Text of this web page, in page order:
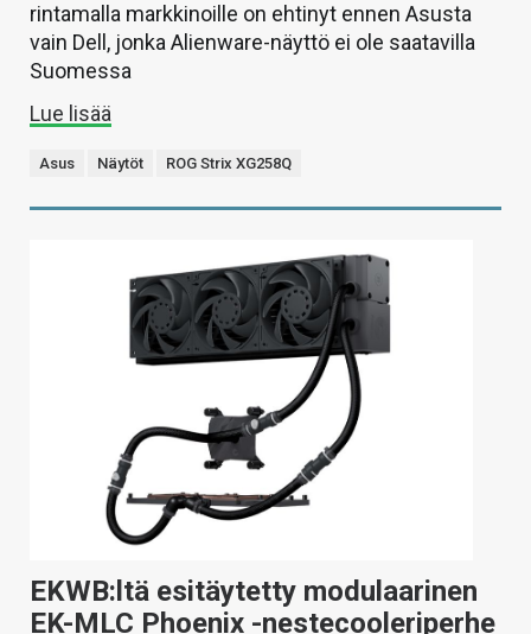
rintamalla markkinoille on ehtinyt ennen Asusta
vain Dell, jonka Alienware-näyttö ei ole saatavilla
Suomessa
Lue lisää
Asus Näytöt ROG Strix XG258Q
EKWB:ltä esitäytetty modulaarinen
EK-MLC Phoenix -nestecooleriperhe